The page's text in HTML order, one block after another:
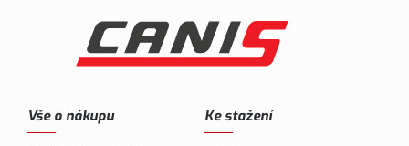
Vše o nákupu Ke stažení